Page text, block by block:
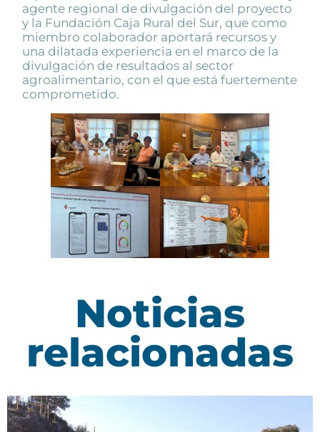
agente regional de divulgación del proyecto
y la Fundación Caja Rural del Sur, que como
miembro colaborador aportará recursos y
una dilatada experiencia en el marco de la
divulgación de resultados al sector
agroalimentario, con el que está fuertemente
comprometido.
Noticias
relacionadas